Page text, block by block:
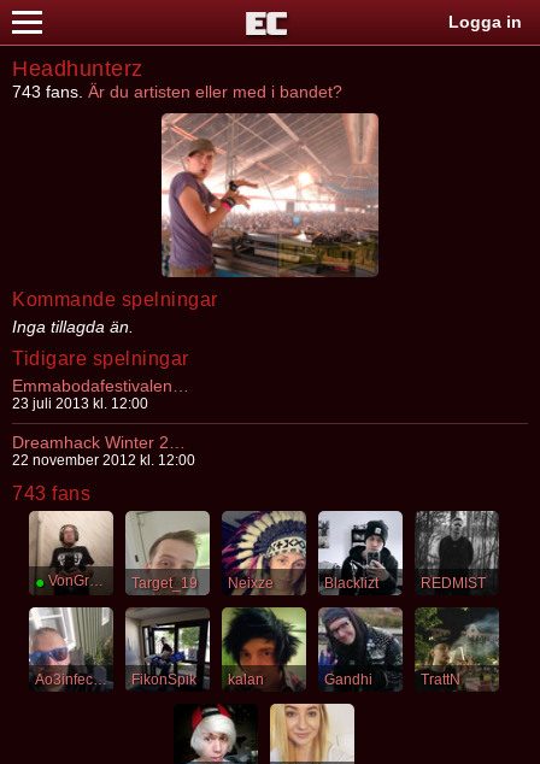
Logga in
Headhunterz
743 fans. Är du artisten eller med i bandet?
Kommande spelningar
Inga tillagda än.
Tidigare spelningar
23 juli 2013 kl. 12:00
22 november 2012 kl. 12:00
743 fans
● VonGregor Target_19 Neixze Blacklizt REDMIST
Ao3infected FikonSpik kalan Gandhi TrattN